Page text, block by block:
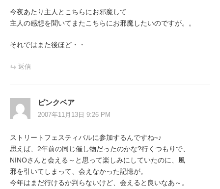
今夜あたり主人とこちらにお邪魔して
主人の感想を聞いてまたこちらにお邪魔したいのですが。。
それではまた後ほど・・
返信
ピンクベア
2007年11月13日 9:26 PM
ストリートフェスティバルに参加するんですね~♪
思えば、2年前の同じ催し物だったのかな?行くつもりで、
NINOさんと会える～と思って楽しみにしていたのに、風
邪を引いてしまって、会えなかった記憶が。
今年はまだ行けるか判らないけど、会えると良いなあ～。